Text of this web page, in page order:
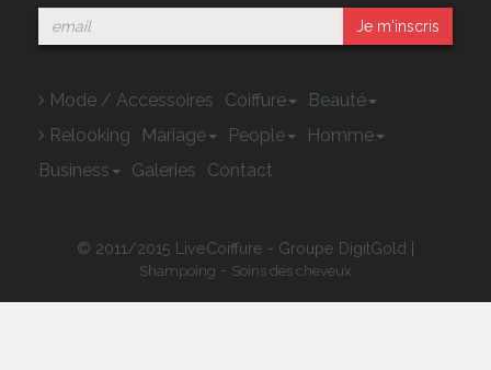
Je m'inscris
Mode / Accessoires Coiffure
Beauté
Relooking
Mariage People
Homme
Business
Galeries Contact
© 2011/2015 LiveCoiffure - Groupe DigitGold |
Shampoing - Soins des cheveux